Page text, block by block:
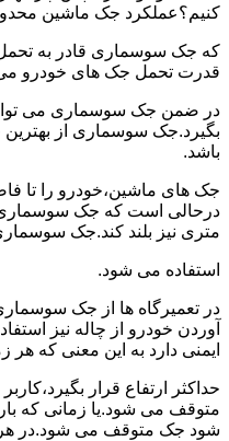
کنیم؟عملکرد جک ماشین
که جک سوسماری قادر به
قدرت تحمل جک های خودرو
در ضمن جک سوسماری می
باشد.
جک های ماشین،خودرو را تا
متری نیز بلند کند.جک سوسماری
استفاده می شود.
در تعمیرگاه ها از جک
آوردن خودرو از چاله نیز
ایمنی دارد به این معنی که
حداکثر ارتفاع قرار
متوقف می شود.یا زمانی که
شود جک متوقف می شود.در هر